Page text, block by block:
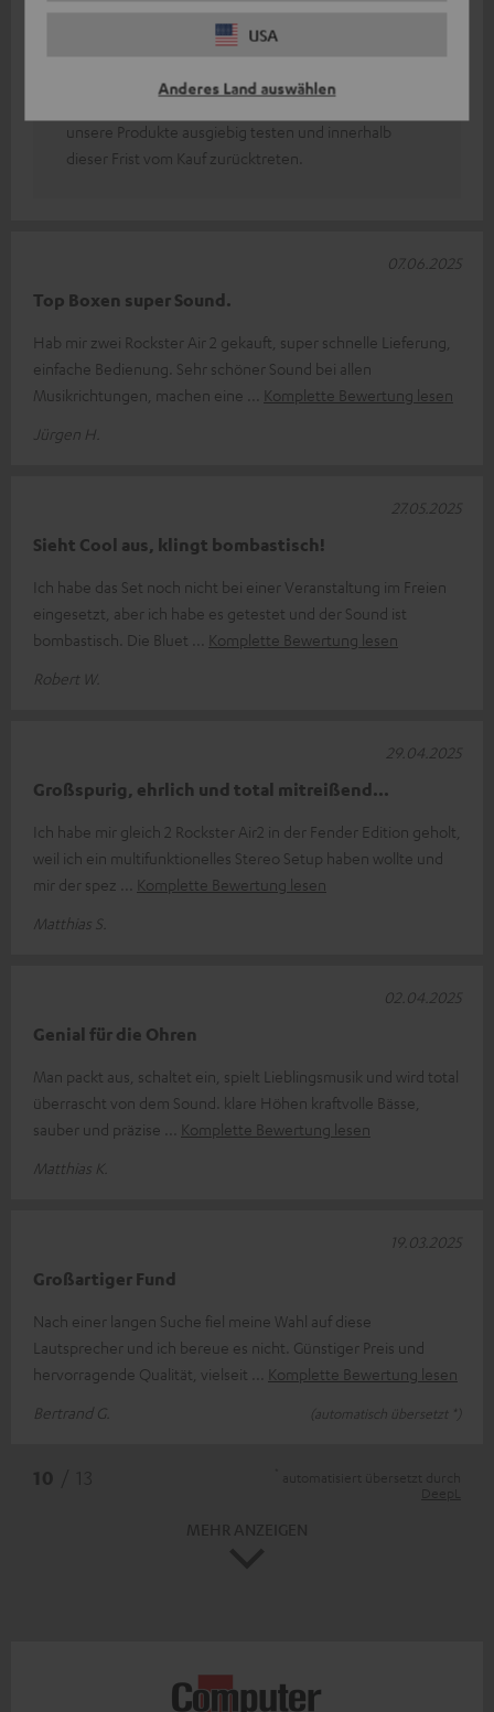
USA
Anderes Land auswählen
Mit unseren verschiedenen Produkten im Sortiment
unsere Produkte ausgiebig testen und innerhalb
dieser Frist vom Kauf zurücktreten.
Top Boxen super Sound.
Hab mir zwei Rockster Air 2 gekauft, super schnelle Lieferung,
einfache Bedienung. Sehr schöner Sound bei allen
Musikrichtungen, machen eine
Komplette Bewertung lesen
Jürgen H.
07.06.2025
Sieht Cool aus, klingt bombastisch!
Ich habe das Set noch nicht bei einer Veranstaltung im Freien
eingesetzt, aber ich habe es getestet und der Sound ist
bombastisch. Die Bluet
Komplette Bewertung lesen
Robert W.
27.05.2025
Großspurig, ehrlich und total mitreißend...
Ich habe mir gleich 2 Rockster Air2 in der Fender Edition geholt,
weil ich ein multifunktionelles Stereo Setup haben wollte und
mir der spez
Komplette Bewertung lesen
Matthias S.
29.04.2025
Genial für die Ohren
Man packt aus, schaltet ein, spielt Lieblingsmusik und wird total
überrascht von dem Sound. klare Höhen kraftvolle Bässe,
sauber und präzise
Komplette Bewertung lesen
Matthias K.
02.04.2025
Großartiger Fund
Nach einer langen Suche fiel meine Wahl auf diese
Lautsprecher und ich bereue es nicht. Günstiger Preis und
hervorragende Qualität, vielseit
Komplette Bewertung lesen
Bertrand G.
(automatisch übersetzt *)
19.03.2025